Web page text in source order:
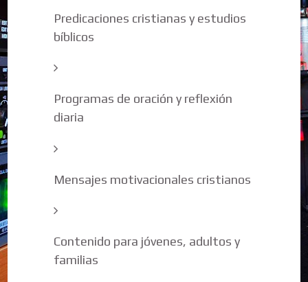
Predicaciones cristianas y estudios
bíblicos
Programas de oración y reflexión
diaria
Mensajes motivacionales cristianos
Contenido para jóvenes, adultos y
familias